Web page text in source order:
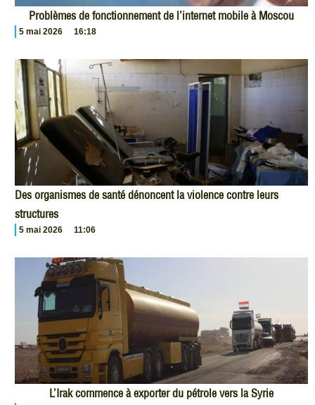
Problèmes de fonctionnement de l’internet mobile à Moscou
5 mai 2026 16:18
Des organismes de santé dénoncent la violence contre leurs
structures
5 mai 2026 11:06
L’Irak commence à exporter du pétrole vers la Syrie